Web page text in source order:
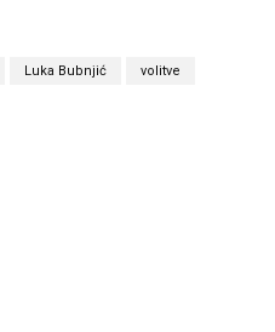
Luka Bubnjić volitve